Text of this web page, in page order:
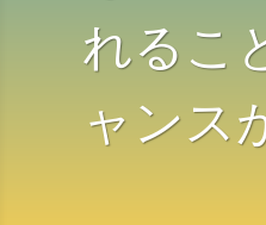
れるこ
ャンス